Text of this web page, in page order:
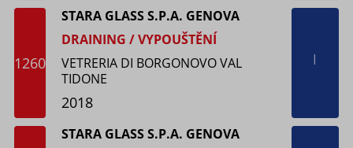
1260
STARA GLASS S.P.A. GENOVA
DRAINING / VYPOUŠTĚNÍ
VETRERIA DI BORGONOVO VAL
TIDONE
2018
I
STARA GLASS S.P.A. GENOVA